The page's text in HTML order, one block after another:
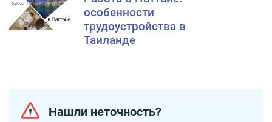
особенности
трудоустройства в
Таиланде
Нашли неточность?